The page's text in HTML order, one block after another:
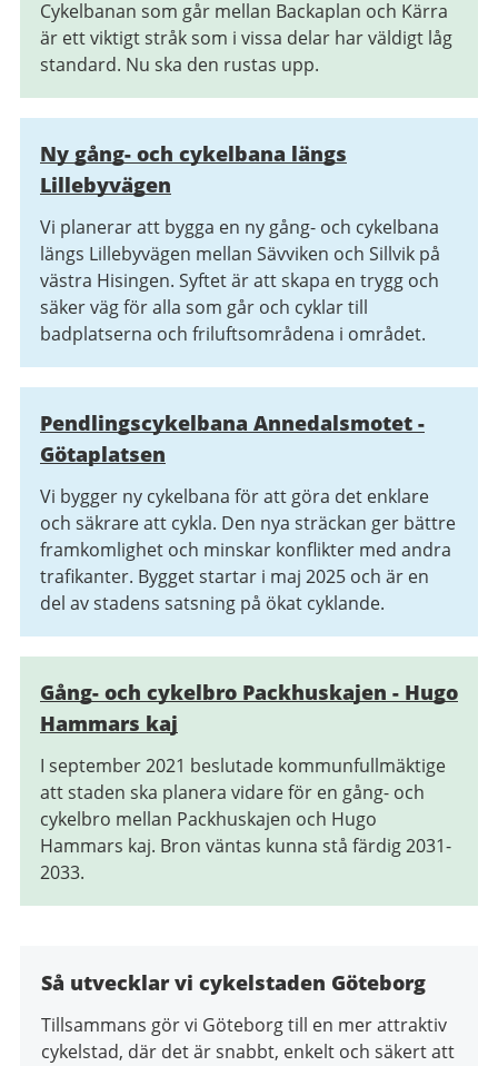
Cykelbanan som går mellan Backaplan och Kärra
är ett viktigt stråk som i vissa delar har väldigt låg
standard. Nu ska den rustas upp.
Ny gång- och cykelbana längs
Lillebyvägen
Vi planerar att bygga en ny gång- och cykelbana
längs Lillebyvägen mellan Sävviken och Sillvik på
västra Hisingen. Syftet är att skapa en trygg och
säker väg för alla som går och cyklar till
badplatserna och friluftsområdena i området.
Pendlingscykelbana Annedalsmotet -
Götaplatsen
Vi bygger ny cykelbana för att göra det enklare
och säkrare att cykla. Den nya sträckan ger bättre
framkomlighet och minskar konflikter med andra
trafikanter. Bygget startar i maj 2025 och är en
del av stadens satsning på ökat cyklande.
Gång- och cykelbro Packhuskajen - Hugo
Hammars kaj
I september 2021 beslutade kommunfullmäktige
att staden ska planera vidare för en gång- och
cykelbro mellan Packhuskajen och Hugo
Hammars kaj. Bron väntas kunna stå färdig 2031-
2033.
Så utvecklar vi cykelstaden Göteborg
Tillsammans gör vi Göteborg till en mer attraktiv
cykelstad, där det är snabbt, enkelt och säkert att